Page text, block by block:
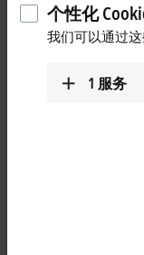
个性化
我们可以通过这
1 服务